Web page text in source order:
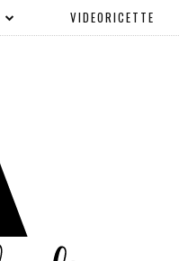
VIDEORICETTE